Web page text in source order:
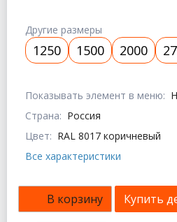
Показывать элемент в меню:
Страна: Россия
Цвет: RAL 8017 коричневый
Все характеристики
Другие размеры
1250 1500 2000
В корзину Купить